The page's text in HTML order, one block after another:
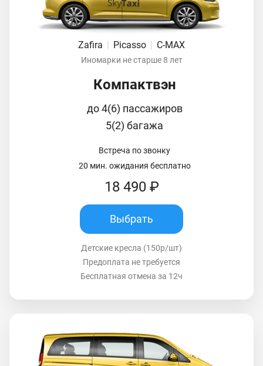
Zafira | Picasso | C-MAX
Иномарки не старше 8 лет
Компактвэн
до 4(6) пассажиров
5(2) багажа
Встреча по звонку
20 мин. ожидания бесплатно
18 490 ₽
Выбрать
Детские кресла (150р/шт)
Предоплата не требуется
Бесплатная отмена за 12ч